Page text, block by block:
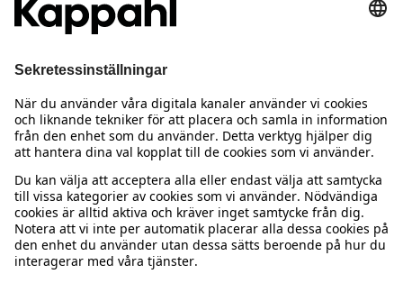
Behöver du hjälp?
Kundservice
Vanliga frågor
Beställning & retur
Kontakta oss
Kappahl Club
Logga in
Kappahl Club
Medlemsvillkor
Om oss
Om Kappahl Group
Villkor & policy